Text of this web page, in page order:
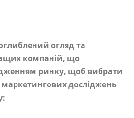
огляд та
компаній, що
ринку, щоб вибрати
досліджень